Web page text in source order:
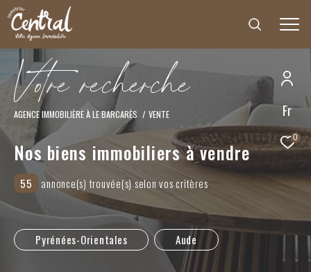
Fr
0
Votrerecherche
AGENCE IMMOBILIÈRE À LE BARCARÈS VENTE
Nos biens immobiliers à vendre
55 annonce(s) trouvée(s) selon vos critères
Pyrénées-Orientales Aude
Effectuer une recherche
et trouver le bien qui correspond à vos critères
Type
d'offre
Vente
de
bien
Type de bien